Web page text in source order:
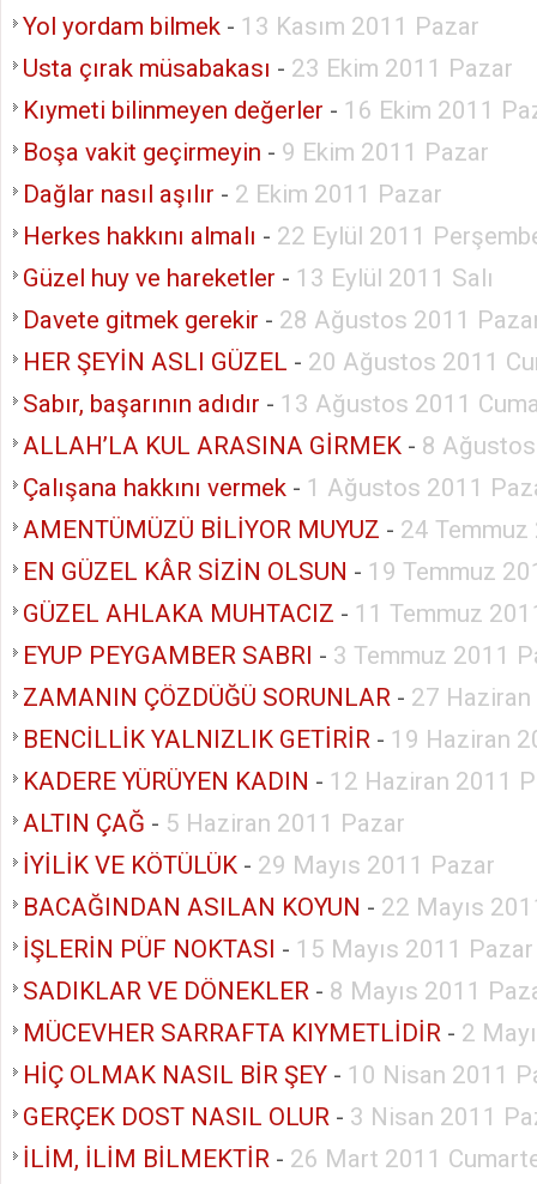
Yol yordam bilmek - 13 Kasım 2011 Pazar
Usta çırak müsabakası - 23 Ekim 2011 Pazar
Kıymeti bilinmeyen değerler - 16 Ekim 2011
Boşa vakit geçirmeyin - 9 Ekim 2011 Pazar
Dağlar nasıl aşılır - 2 Ekim 2011 Pazar
Herkes hakkını almalı - 22 Eylül 2011
Güzel huy ve hareketler - 13 Eylül 2011 Salı
Davete gitmek gerekir - 28 Ağustos 2011
HER ŞEYİN ASLI GÜZEL - 20 Ağustos 2011
Sabır, başarının adıdır - 13 Ağustos 2011
ALLAH’LA KUL ARASINA GİRMEK - 8
Çalışana hakkını vermek - 1 Ağustos 2011
AMENTÜMÜZÜ BİLİYOR MUYUZ - 24
EN GÜZEL KÂR SİZİN OLSUN - 19 Temmuz
GÜZEL AHLAKA MUHTACIZ - 11 Temmuz
EYUP PEYGAMBER SABRI - 3 Temmuz 2011
ZAMANIN ÇÖZDÜĞÜ SORUNLAR - 27
BENCİLLİK YALNIZLIK GETİRİR - 19 Haziran
KADERE YÜRÜYEN KADIN - 12 Haziran 2011
ALTIN ÇAĞ - 5 Haziran 2011 Pazar
İYİLİK VE KÖTÜLÜK - 29 Mayıs 2011 Pazar
BACAĞINDAN ASILAN KOYUN - 22 Mayıs
İŞLERİN PÜF NOKTASI - 15 Mayıs 2011 Pazar
SADIKLAR VE DÖNEKLER - 8 Mayıs 2011
MÜCEVHER SARRAFTA KIYMETLİDİR - 2
HİÇ OLMAK NASIL BİR ŞEY - 10 Nisan 2011
GERÇEK DOST NASIL OLUR - 3 Nisan 2011
İLİM, İLİM BİLMEKTİR - 26 Mart 2011